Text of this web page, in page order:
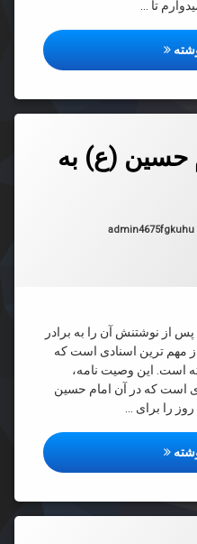
تا …
جلدهای نهم، دهم، یازده، و
حسین (ع) به
در 2023-07-17
admin4675fgkuhu
از نوشتنش آن را به برادر
مهم ترین اسنادی است که
است. این وصیت نامه،
است که در آن امام حسین
را برای …
وصیت نامه امام حسین (ع) به